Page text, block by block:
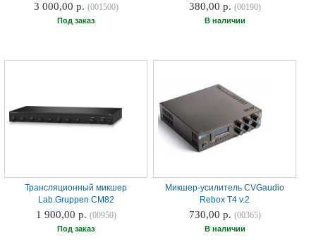
3 000,00 р. (001500)
Под заказ
380,00 р. (00190)
В наличии
Трансляционный микшер
Lab.Gruppen CM82
1 900,00 р. (00950)
Под заказ
Микшер-усилитель CVGaudio
Rebox T4 v.2
730,00 р. (00365)
В наличии